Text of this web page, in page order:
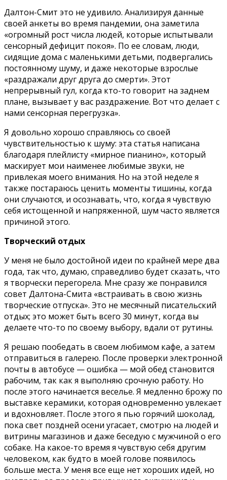
Далтон-Смит это не удивило. Анализируя данные
своей анкеты во время пандемии, она заметила
«огромный рост числа людей, которые испытывали
сенсорный дефицит покоя». По ее словам, люди,
сидящие дома с маленькими детьми, подвергались
постоянному шуму, и даже некоторые взрослые
«раздражали друг друга до смерти». Этот
непрерывный гул, когда кто-то говорит на заднем
плане, вызывает у вас раздражение. Вот что делает с
нами сенсорная перегрузка».
Я довольно хорошо справляюсь со своей
чувствительностью к шуму: эта статья написана
благодаря плейлисту «мирное пианино», который
маскирует мои наименее любимые звуки, не
привлекая моего внимания. Но на этой неделе я
также постараюсь ценить моменты тишины, когда
они случаются, и осознавать, что, когда я чувствую
себя истощенной и напряженной, шум часто является
причиной этого.
Творческий отдых
У меня не было достойной идеи по крайней мере два
года, так что, думаю, справедливо будет сказать, что
я творчески перегорела. Мне сразу же понравился
совет Далтона-Смита «встраивать в свою жизнь
творческие отпуска». Это не месячный писательский
отдых; это может быть всего 30 минут, когда вы
делаете что-то по своему выбору, вдали от рутины.
Я решаю пообедать в своем любимом кафе, а затем
отправиться в галерею. После проверки электронной
почты в автобусе — ошибка — мой обед становится
рабочим, так как я выполняю срочную работу. Но
после этого начинается веселье. Я медленно брожу по
выставке керамики, которая одновременно увлекает
и вдохновляет. После этого я пью горячий шоколад,
пока свет поздней осени угасает, смотрю на людей и
витрины магазинов и даже беседую с мужчиной о его
собаке. На какое-то время я чувствую себя другим
человеком, как будто в моей голове появилось
больше места. У меня все еще нет хороших идей, но